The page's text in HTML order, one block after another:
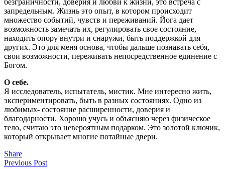
безграничности, доверия и любви к жизни, это встреча с
запредельным. Жизнь это опыт, в котором происходит
множество событий, чувств и переживаний. Йога дает
возможность замечать их, регулировать свое состояние,
находить опору внутри и снаружи, быть поддержкой для
других. Это для меня основа, чтобы дальше познавать себя,
свои возможности, переживать непосредственное единение с
Богом.
О себе.
Я исследователь, испытатель, мистик. Мне интересно жить,
экспериментировать, быть в разных состояниях. Одно из
любимых- состояние расширенности, доверия и
благодарности. Хорошо учусь и объясняю через физическое
тело, считаю это невероятным подарком. Это золотой ключик,
который открывает многие потайные двери.
Share
Previous Post